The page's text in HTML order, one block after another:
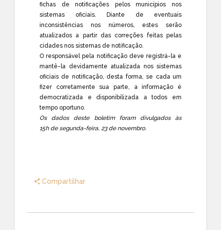
fichas de notificações pelos municípios nos
sistemas oficiais. Diante de eventuais
inconsistências nos números, estes serão
atualizados a partir das correções feitas pelas
cidades nos sistemas de notificação.
O responsável pela notificação deve registrá-la e
mantê-la devidamente atualizada nos sistemas
oficiais de notificação, desta forma, se cada um
fizer corretamente sua parte, a informação é
democratizada e disponibilizada a todos em
tempo oportuno.
Os dados deste boletim foram divulgados às
15h de segunda-feira, 23 de novembro.
Compartilhar